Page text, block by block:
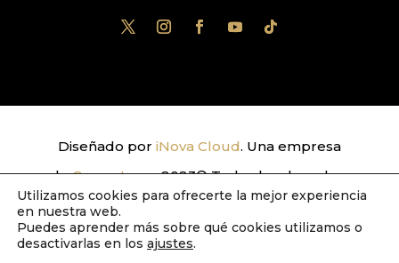
Diseñado por iNova Cloud. Una empresa
deGrupo Inova2023© Todos los derechos
reservados.Política de Privacidad |Aviso
Legal|Política de Cookies
Utilizamos cookies para ofrecerte la mejor experiencia
en nuestra web.
Puedes aprender más sobre qué cookies utilizamos o
desactivarlas en los ajustes.